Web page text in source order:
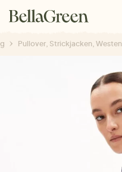
Pullover, Strickjacken, Westen